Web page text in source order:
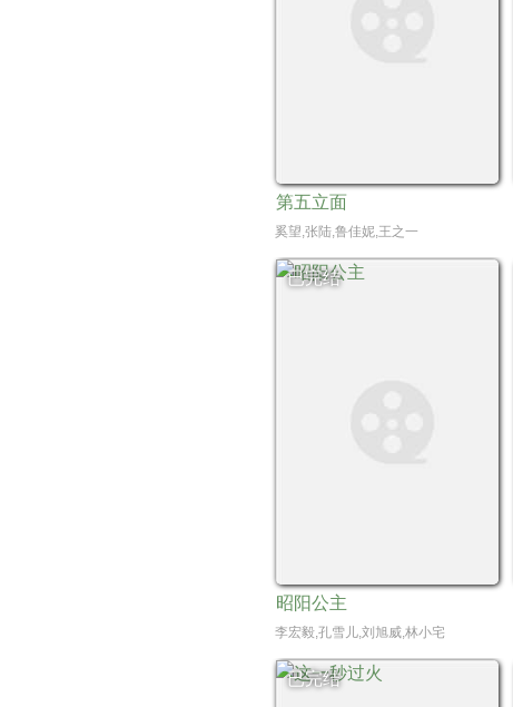
第五立面
奚望,张陆,鲁佳妮,王之一
已完结
昭阳公主
李宏毅,孔雪儿,刘旭威,林小宅
已完结